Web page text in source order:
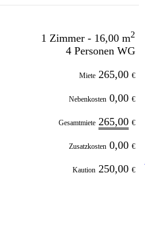
1 Zimmer - 16,00 m2
4 Personen WG
Miete265,00 €
Nebenkosten0,00 €
Gesamtmiete 265,00 €
Zusatzkosten0,00 €
Kaution250,00 €